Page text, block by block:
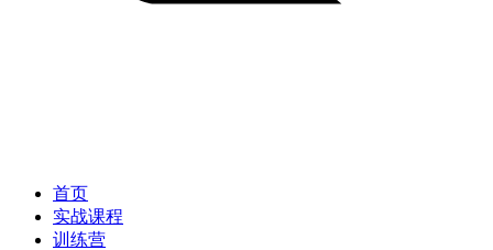
首页
实战课程
训练营